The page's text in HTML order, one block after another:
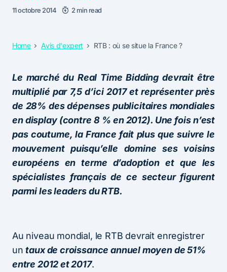
11 octobre 2014 2 min read
Home Avis d'expert RTB : où se situe la France ?
Le marché du Real Time Bidding devrait être
multiplié par 7,5 d’ici 2017 et représenter près
de 28% des dépenses publicitaires mondiales
en display (contre 8 % en 2012). Une fois n’est
pas coutume, la France fait plus que suivre le
mouvement puisqu’elle domine ses voisins
européens en terme d’adoption et que les
spécialistes français de ce secteur figurent
parmi les leaders du RTB.
Au niveau mondial, le RTB devrait enregistrer
untaux de croissance annuel moyen de 51%
entre 2012 et 2017.